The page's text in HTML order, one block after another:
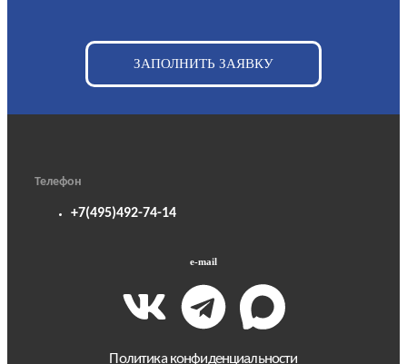
ЗАПОЛНИТЬ ЗАЯВКУ
Телефон
+7(495)492-74-14
e-mail
Политика конфиденциальности